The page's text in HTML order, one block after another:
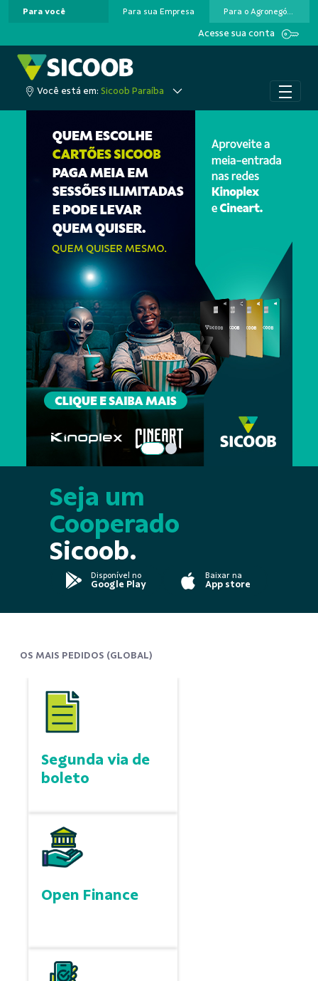
Pular para o Conteúdo principal
Para você Para sua Empresa Para o Agronegócio
Acesse sua conta
Você está em: Sicoob Paraíba
A cooperação que
Seja um
Cooperado
Sicoob.
Disponível no
Google Play
Baixar na
App store
OS MAIS PEDIDOS (GLOBAL)
Segunda via de
boleto
Open Finance